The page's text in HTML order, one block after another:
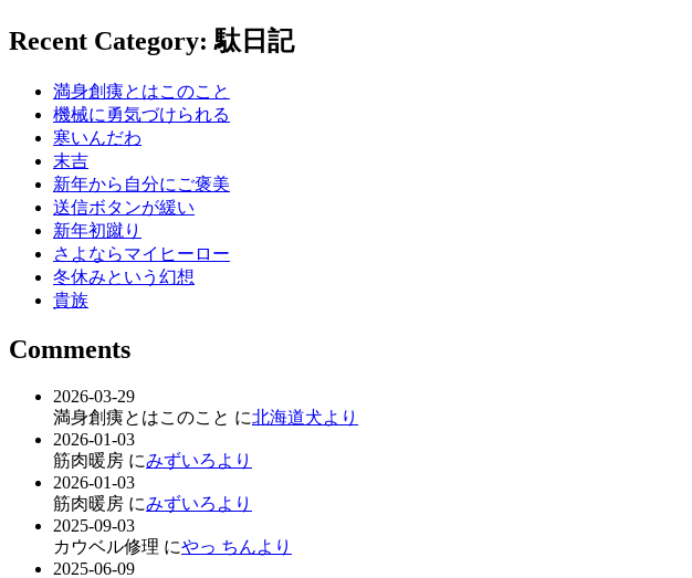
Recent Category: 駄日記
満身創痍とはこのこと
機械に勇気づけられる
寒いんだわ
末吉
新年から自分にご褒美
送信ボタンが緩い
新年初蹴り
さよならマイヒーロー
冬休みという幻想
貴族
Comments
2026-03-29
満身創痍とはこのこと に北海道犬より
2026-01-03
筋肉暖房 にみずいろより
2026-01-03
筋肉暖房 にみずいろより
2025-09-03
カウベル修理 にやっ ちんより
2025-06-09